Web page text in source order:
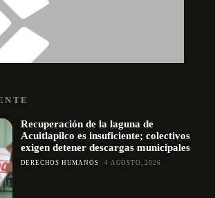
Recuperación de la laguna de
Acuitlapilco es insuficiente; colectivos
exigen detener descargas municipales
DERECHOS HUMANOS 4 AGOSTO, 2026